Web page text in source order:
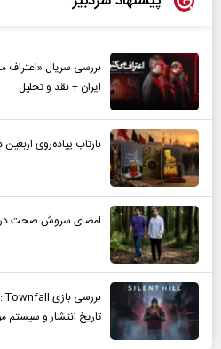
بررسی سریال «اعتراف
ایران + نقد و تحلیل
بازتاب پیاده‌روی
امضای سروش صحت در
تاریخ انتشار و سیستم